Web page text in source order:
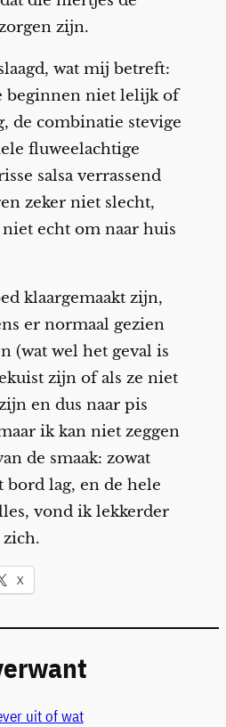
zijn.
wat mij betreft:
beginnen niet lelijk of
de combinatie stevige
fluweelachtige
salsa verrassend
zeker niet slecht,
echt om naar huis
klaargemaakt zijn,
er normaal gezien
(wat wel het geval is
zijn of als ze niet
en dus naar pis
ik kan niet zeggen
de smaak: zowat
bord lag, en de hele
vond ik lekkerder
X
uit of wat